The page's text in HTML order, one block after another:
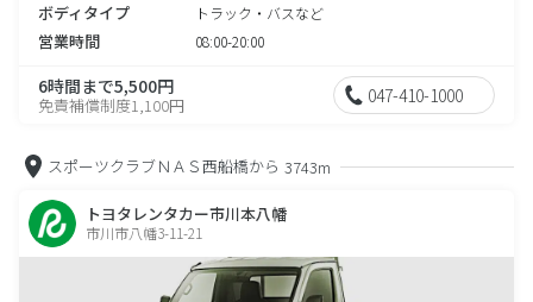
ボディタイプ トラック・バスなど
営業時間 08:00-20:00
6時間まで5,500円
免責補償制度1,100円 047-410-1000
スポーツクラブＮＡＳ西船橋から 3743m
トヨタレンタカー市川本八幡
市川市八幡3-11-21